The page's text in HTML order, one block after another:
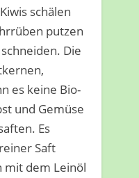
schälen
putzen
Die
es keine Bio-
und Gemüse
Es
Saft
mit dem Leinöl